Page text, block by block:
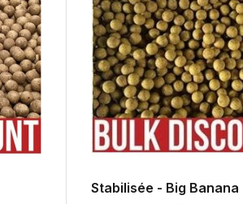
Stabilisée - Big Banana